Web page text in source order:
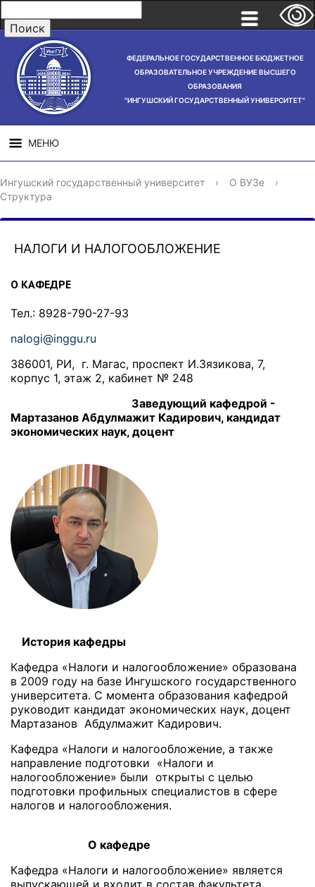
ФЕДЕРАЛЬНОЕ ГОСУДАРСТВЕННОЕ БЮДЖЕТНОЕ
ОБРАЗОВАТЕЛЬНОЕ УЧРЕЖДЕНИЕ ВЫСШЕГО
ОБРАЗОВАНИЯ
"ИНГУШСКИЙ ГОСУДАРСТВЕННЫЙ УНИВЕРСИТЕТ"
МЕНЮ
СВЕДЕНИЯ ОБ
ОБРАЗОВАТЕЛЬНОЙ
ОРГАНИЗАЦИИ
НАУЧНАЯ
ДЕЯТЕЛЬНОСТЬ
Ингушский государственный университет › О ВУЗе
›
Структура
НАЛОГИ И НАЛОГООБЛОЖЕНИЕ
О КАФЕДРЕ
Тел.: 8928-790-27-93
nalogi@inggu.ru
386001, РИ, г. Магас, проспект И.Зязикова, 7,
корпус 1, этаж 2, кабинет № 248
Заведующий кафедрой -
Мартазанов Абдулмажит Кадирович, кандидат
экономических наук, доцент
История кафедры
Кафедра «Налоги и налогообложение» образована
в 2009 году на базе Ингушского государственного
университета. С момента образования кафедрой
руководит кандидат экономических наук, доцент
Мартазанов Абдулмажит Кадирович.
Кафедра «Налоги и налогообложение, а также
направление подготовки «Налоги и
налогообложение» были открыты с целью
подготовки профильных специалистов в сфере
налогов и налогообложения.
О кафедре
Кафедра «Налоги и налогообложение» является